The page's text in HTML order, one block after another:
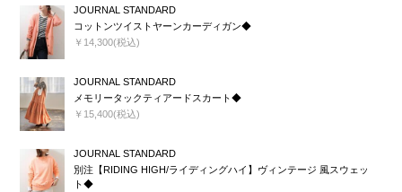
JOURNAL STANDARD
コットンツイストヤーンカーディガン◆
￥14,300(税込)
JOURNAL STANDARD
メモリータックティアードスカート◆
￥15,400(税込)
JOURNAL STANDARD
別注【RIDING HIGH/ライディングハイ】ヴィンテージ 風スウェッ
ト◆